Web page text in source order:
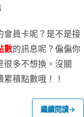
員卡呢？ 是不是接
數的訊息呢？ 偏偏你
多不想換。 沒關
積點數哦！！
繼續閱讀→